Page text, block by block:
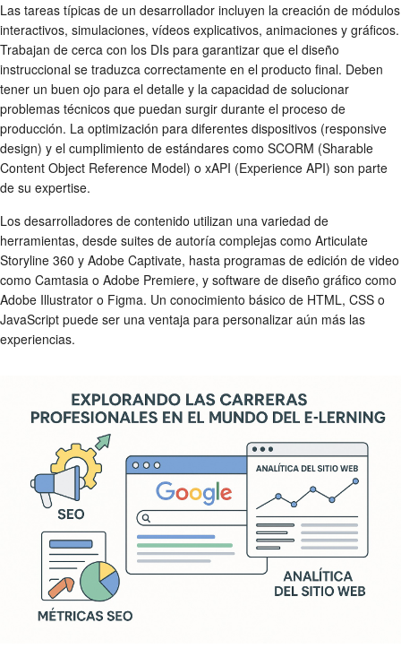
Las tareas típicas de un desarrollador incluyen la creación de módulos
interactivos, simulaciones, vídeos explicativos, animaciones y gráficos.
Trabajan de cerca con los DIs para garantizar que el diseño
instruccional se traduzca correctamente en el producto final. Deben
tener un buen ojo para el detalle y la capacidad de solucionar
problemas técnicos que puedan surgir durante el proceso de
producción. La optimización para diferentes dispositivos (responsive
design) y el cumplimiento de estándares como SCORM (Sharable
Content Object Reference Model) o xAPI (Experience API) son parte
de su expertise.
Los desarrolladores de contenido utilizan una variedad de
herramientas, desde suites de autoría complejas como Articulate
Storyline 360 y Adobe Captivate, hasta programas de edición de video
como Camtasia o Adobe Premiere, y software de diseño gráfico como
Adobe Illustrator o Figma. Un conocimiento básico de HTML, CSS o
JavaScript puede ser una ventaja para personalizar aún más las
experiencias.